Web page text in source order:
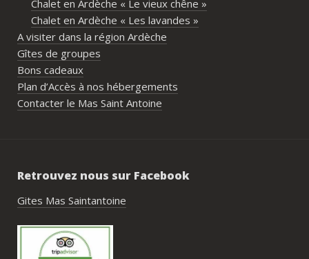
accompagnés avant le week-end avec de
nombreux conseils utiles, aussi bien pour
les prestataires que pour l’organisation
générale de l’événement.Tout a été
simple, fluide et agréable. Les
recommandations données sur place
étaient excellentes et nous ont permis
piscine, nature, tranquillité, nombreux
hébergements et beaucoup d’activités à
très beau souvenir de ce week-end et
nous recommandons le Mas Saint-
Chalet en Ardèche « Le vieux chêne »
Chalet en Ardèche « Les lavandes »
A visiter dans la région Ardèche
Gîtes de groupes
Bons cadeaux
Plan d’Accès à nos hébergements
Contacter le Mas Saint Antoine
Retrouvez nous sur Facebook
Gites Mas Saintantoine